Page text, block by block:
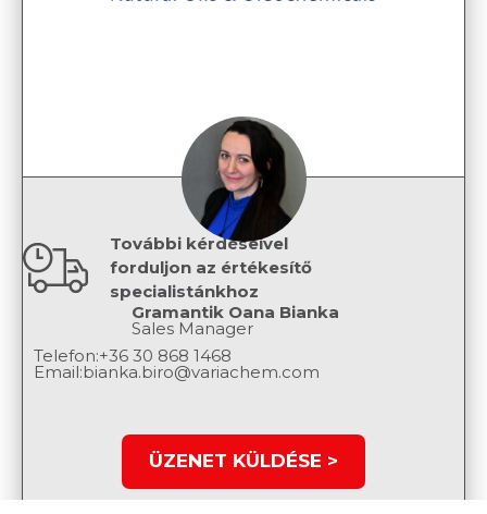
További kérdéseivel
forduljon az értékesítő
specialistánkhoz
Gramantik Oana Bianka
Sales Manager
Telefon:+36 30 868 1468
Email:bianka.biro@variachem.com
ÜZENET KÜLDÉSE >